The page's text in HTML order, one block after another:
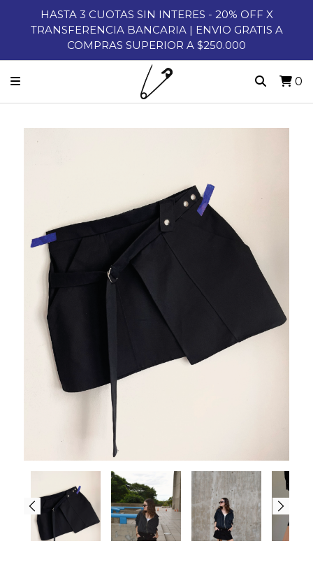
HASTA 3 CUOTAS SIN INTERES - 20% OFF X
TRANSFERENCIA BANCARIA | ENVIO GRATIS A
COMPRAS SUPERIOR A $250.000
0